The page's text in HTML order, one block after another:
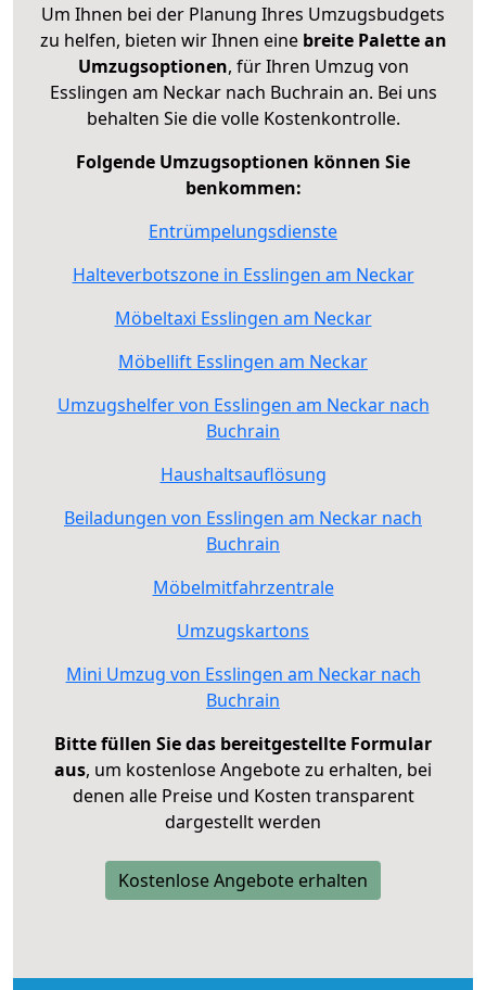
Um Ihnen bei der Planung Ihres Umzugsbudgets
zu helfen, bieten wir Ihnen eine breite Palette an
Umzugsoptionen, für Ihren Umzug von
Esslingen am Neckar nach Buchrain an. Bei uns
behalten Sie die volle Kostenkontrolle.
Folgende Umzugsoptionen können Sie
benkommen:
Entrümpelungsdienste
Halteverbotszone in Esslingen am Neckar
Möbeltaxi Esslingen am Neckar
Möbellift Esslingen am Neckar
Umzugshelfer von Esslingen am Neckar nach
Buchrain
Haushaltsauflösung
Beiladungen von Esslingen am Neckar nach
Buchrain
Möbelmitfahrzentrale
Umzugskartons
Mini Umzug von Esslingen am Neckar nach
Buchrain
Bitte füllen Sie das bereitgestellte Formular
aus, um kostenlose Angebote zu erhalten, bei
denen alle Preise und Kosten transparent
dargestellt werden
Kostenlose Angebote erhalten